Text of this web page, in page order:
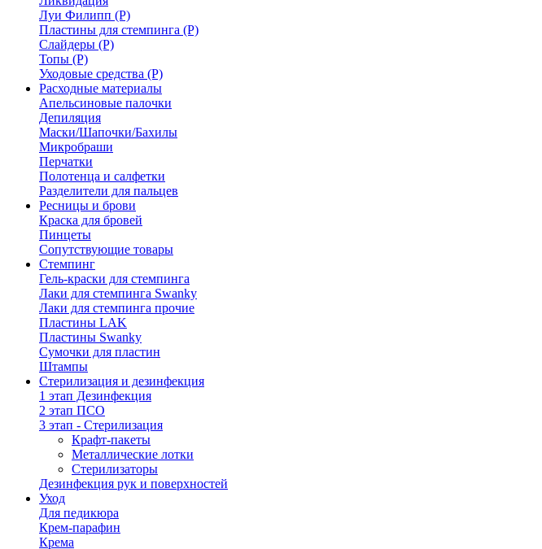
Луи Филипп (Р)
Пластины для стемпинга (Р)
Слайдеры (Р)
Топы (Р)
Уходовые средства (Р)
Расходные материалы
Апельсиновые палочки
Депиляция
Маски/Шапочки/Бахилы
Микробраши
Перчатки
Полотенца и салфетки
Разделители для пальцев
Ресницы и брови
Краска для бровей
Пинцеты
Сопутствующие товары
Стемпинг
Гель-краски для стемпинга
Лаки для стемпинга Swanky
Лаки для стемпинга прочие
Пластины LAK
Пластины Swanky
Сумочки для пластин
Штампы
Стерилизация и дезинфекция
1 этап Дезинфекция
2 этап ПСО
3 этап - Стерилизация
Крафт-пакеты
Металлические лотки
Стерилизаторы
Дезинфекция рук и поверхностей
Уход
Для педикюра
Крем-парафин
Крема